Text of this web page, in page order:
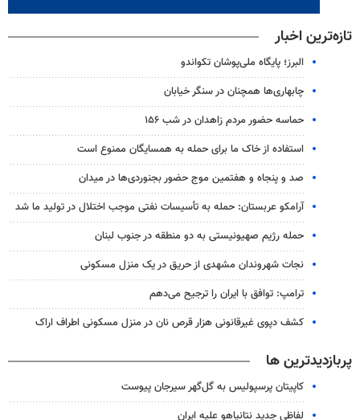
تازه‌ترین اخبار
البرز؛ پایگاه ملی‌پوشان تکواندو
چابهاری‌ها همچنان در سنگر خیابان
حماسه حضور مردم زاهدان در شب ۱۵۶
استفاده از خاک ما برای حمله به همسایگان ممنوع است
صد و پنجاه و هفتمین موج حضور بجنوردی‌ها در میدان
آرامکو عربستان: حمله به تأسیسات نفتی موجب اختلال در تولید ما شد
حمله رژیم صهیونیستی به دو منطقه در جنوب لبنان
نجات شهروندان مشهدی از حریق در یک منزل مسکونی
ترامپ: توافق با ایران را ترجیح می‌دهم
کشف دپوی غیرقانونی هزار قرص نان در منزل مسکونی اطراف اراک
پربازدیدترین ها
کاپیتان پرسپولیس به گل‌گهر سیرجان پیوست
لفاظی جدید نتانیاهو علیه ایران